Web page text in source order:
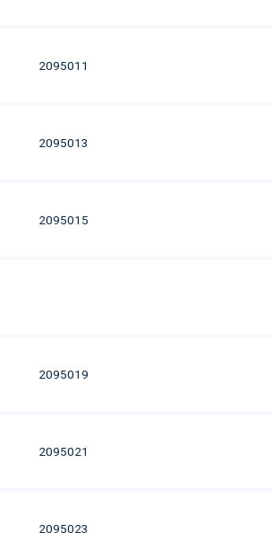
2095011
2095013
2095015
2095019
2095021
2095023